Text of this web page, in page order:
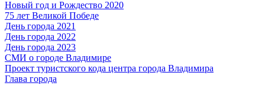
Новый год и Рождество 2020
75 лет Великой Победе
День города 2021
День города 2022
День города 2023
СМИ о городе Владимире
Проект туристского кода центра города Владимира
Глава города